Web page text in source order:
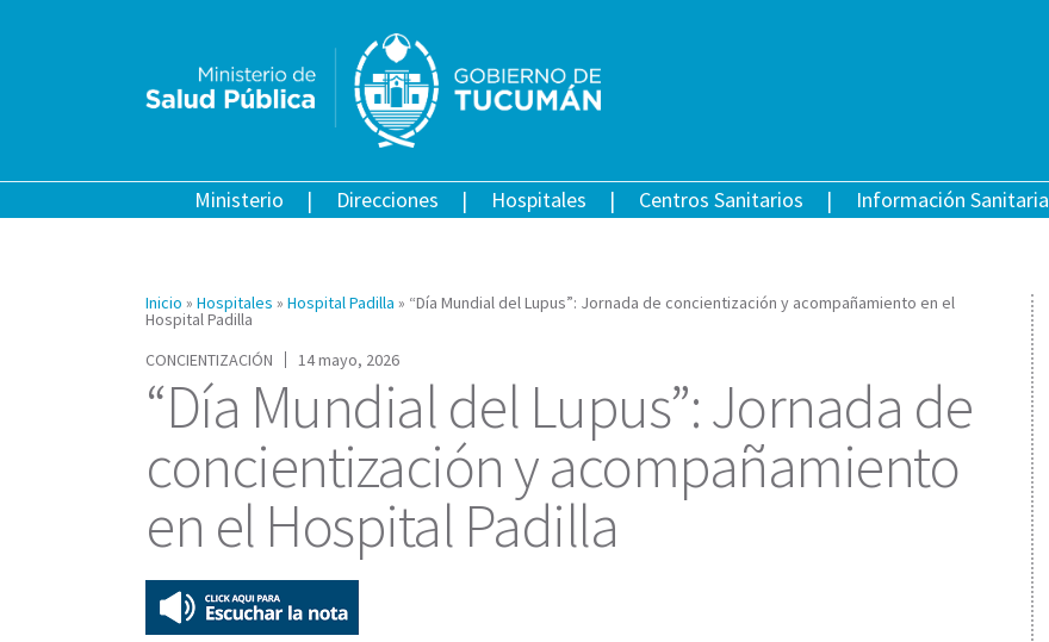
Ministerio Direcciones Hospitales Centros Sanitarios Información Sanitaria
Inicio » Hospitales » Hospital Padilla » “Día Mundial del Lupus”: Jornada de concientización y acompañamiento en el
Hospital Padilla
CONCIENTIZACIÓN
14 mayo, 2026
“Día Mundial del Lupus”: Jornada de
concientización y acompañamiento
en el Hospital Padilla